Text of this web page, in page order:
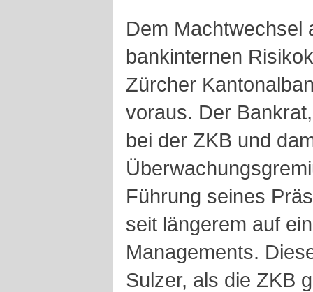
Dem Machtwechsel
bankinternen
Zürcher
voraus. Der
bei der ZKB und
Führung seines
seit längerem auf
Managements.
Sulzer, als die ZKB